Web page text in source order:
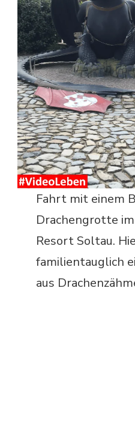
Fahrt mit einem
Drachengrotte
Resort Soltau.
familientauglich
aus